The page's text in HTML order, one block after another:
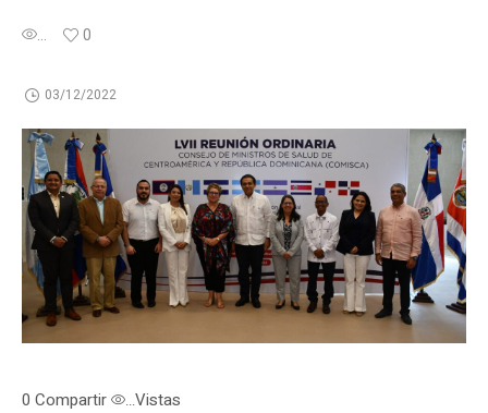
... 0
03/12/2022
0 Compartir ...Vistas